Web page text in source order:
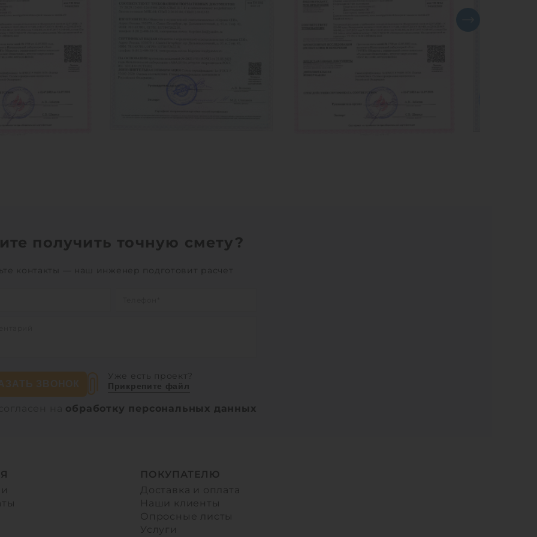
получить точную смету?
контакты — наш инженер подготовит расчет
Уже есть проект?
Прикрепите файл
обработку персональных данных
ПОКУПАТЕЛЮ
Доставка и оплата
Наши клиенты
Опросные листы
Услуги